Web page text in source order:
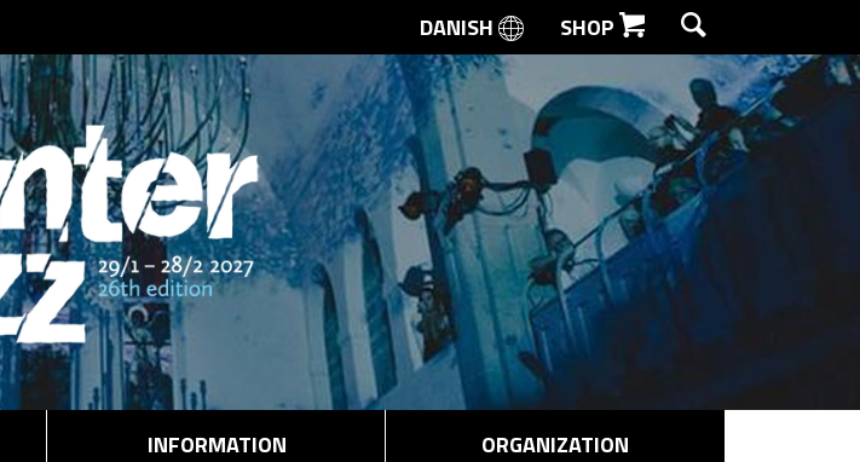
SEARCH
DANISH SHOP
INFORMATION ORGANIZATION